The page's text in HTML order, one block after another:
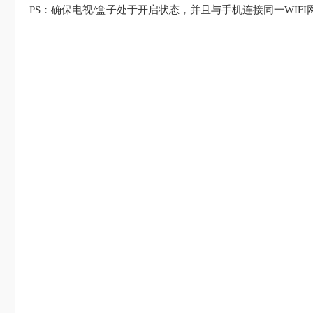
PS：确保电视/盒子处于开启状态，并且与手机连接同一WIFI